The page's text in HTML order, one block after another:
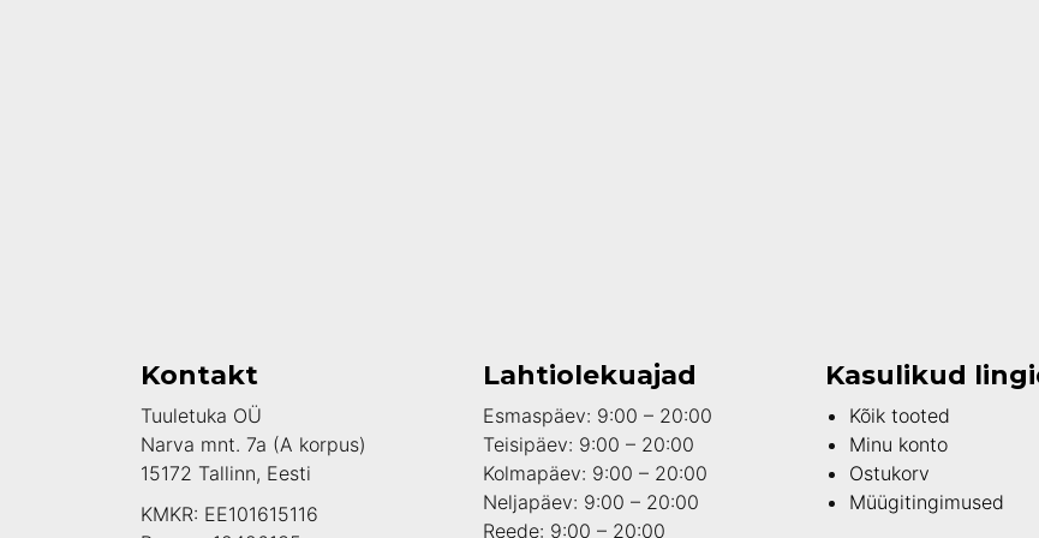
Kontakt
Tuuletuka OÜ
Narva mnt. 7a (A korpus)
15172 Tallinn, Eesti
KMKR: EE101615116
Lahtiolekuajad
Esmaspäev: 9:00 – 20:00
Teisipäev: 9:00 – 20:00
Kolmapäev: 9:00 – 20:00
Neljapäev: 9:00 – 20:00
Reede: 9:00 – 20:00
Kasulikud
Kõik tooted
Minu konto
Ostukorv
Müügitingimused